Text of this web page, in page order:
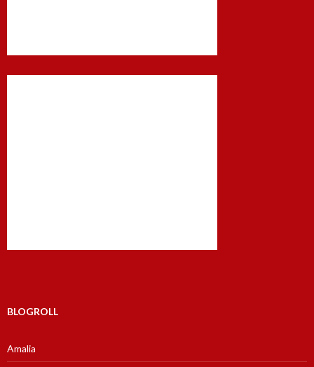
BLOGROLL
Amalia